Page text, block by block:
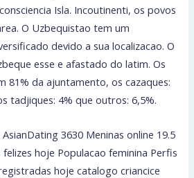
Isla. Incoutinenti, os povos
O Uzbequistao tem um
devido a sua localizacao. O
esse e afastado do latim. Os
81% da ajuntamento, os cazaques:
tadjiques: 4% que outros: 6,5%.
3630 Meninas online 19.5
felizes hoje Populacao feminina Perfis
hoje catalogo criancice